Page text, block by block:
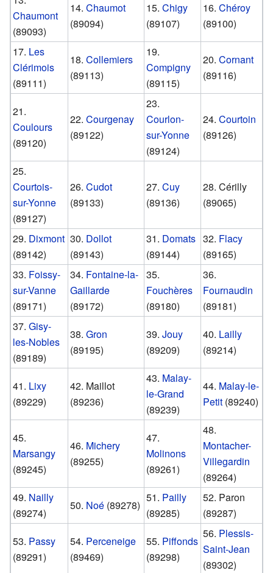
Chaumont
(89093)
14.Chaumot
(89094)
15.Chigy
(89107)
16.Chéroy
(89100)
17. Les
Clérimois
(89111)
18.Collemiers
(89113)
19.
Compigny
(89115)
20.Cornant
(89116)
21.
Coulours
(89120)
22.Courgenay
(89122)
23.
Courlon-
sur-Yonne
(89124)
24.Courtoin
(89126)
25.
Courtois-
sur-Yonne
(89127)
26.Cudot
(89133)
27.Cuy
(89136)
28. Cérilly
(89065)
29. Dixmont
(89142)
30. Dollot
(89143)
31. Domats
(89144)
32. Flacy
(89165)
33. Foissy-
sur-Vanne
(89171)
34. Fontaine-la-
Gaillarde
(89172)
35.
Fouchères
(89180)
36.
Fournaudin
(89181)
37.Gisy-
les-Nobles
(89189)
38.Gron
(89195)
39.Jouy
(89209)
40. Lailly
(89214)
41. Lixy
(89229)
42. Maillot
(89236)
43. Malay-
le-Grand
(89239)
44. Malay-le-
Petit (89240)
45.
Marsangy
(89245)
46. Michery
(89255)
47.
Molinons
(89261)
48.
Montacher-
Villegardin
(89264)
49. Nailly
(89274)
50. Noé (89278)
51. Pailly
(89285)
52. Paron
(89287)
53. Passy
(89291)
54. Perceneige
(89469)
55. Piffonds
(89298)
56. Plessis-
Saint-Jean
(89302)